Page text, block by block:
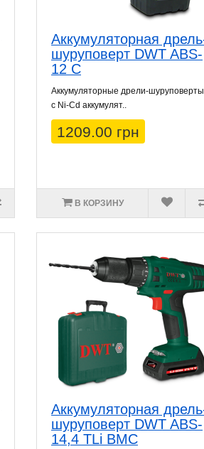
Аккумуляторная
шуруповерт DWT ABS-
12 C
Аккумуляторные дрели-шуруповерты
с Ni-Cd аккумулят..
1209.00 грн
В КОРЗИНУ
Аккумуляторная
шуруповерт DWT ABS-
14,4 TLi BMC